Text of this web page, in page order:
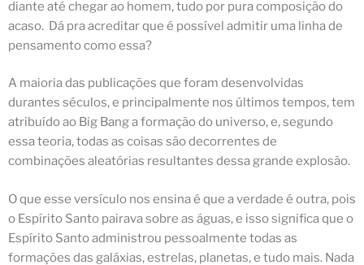
diante até chegar ao homem, tudo por pura composição do
acaso. Dá pra acreditar que é possível admitir uma linha de
pensamento como essa?
A maioria das publicações que foram desenvolvidas
durantes séculos, e principalmente nos últimos tempos, tem
atribuído ao Big Bang a formação do universo, e, segundo
essa teoria, todas as coisas são decorrentes de
combinações aleatórias resultantes dessa grande explosão.
O que esse versículo nos ensina é que a verdade é outra, pois
o Espírito Santo pairava sobre as águas, e isso significa que o
Espírito Santo administrou pessoalmente todas as
formações das galáxias, estrelas, planetas, e tudo mais. Nada